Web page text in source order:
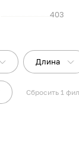
403
Длина
Сбросить 1